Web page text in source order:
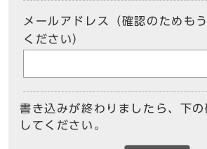
メールアドレス（確認のためも
ください）
書き込みが終わりましたら、下
してください。